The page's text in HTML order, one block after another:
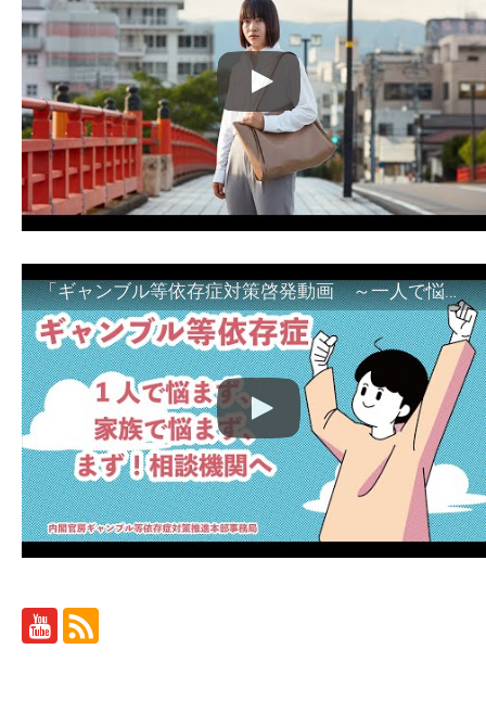
「ギャンブル等依存症対策啓発動画 ～一人で悩まず、家族で悩まず、まず！相談機関へ～」